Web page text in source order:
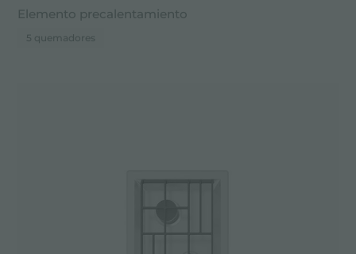
Elemento precalentamiento
5 quemadores